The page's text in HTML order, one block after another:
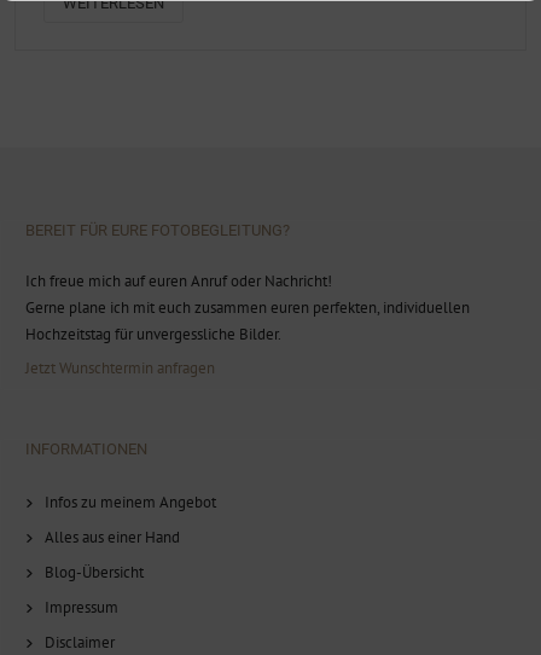
BEREIT FÜR EURE FOTOBEGLEITUNG?
Ich freue mich auf euren Anruf oder Nachricht!
Gerne plane ich mit euch zusammen euren perfekten, individuellen
Hochzeitstag für unvergessliche Bilder.
Jetzt Wunschtermin anfragen
INFORMATIONEN
Infos zu meinem Angebot
Alles aus einer Hand
Blog-Übersicht
Impressum
Disclaimer